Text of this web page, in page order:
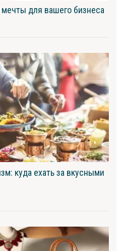
для вашего бизнеса
куда ехать за вкусными